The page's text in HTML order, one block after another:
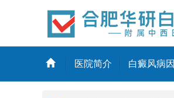
医院简介 白癜风病因